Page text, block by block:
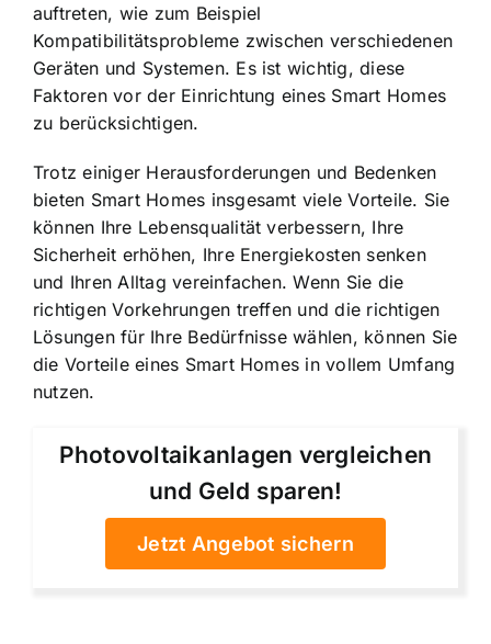
auftreten, wie zum Beispiel
Kompatibilitätsprobleme zwischen verschiedenen
Geräten und Systemen. Es ist wichtig, diese
Faktoren vor der Einrichtung eines Smart Homes
zu berücksichtigen.
Trotz einiger Herausforderungen und Bedenken
bieten Smart Homes insgesamt viele Vorteile. Sie
können Ihre Lebensqualität verbessern, Ihre
Sicherheit erhöhen, Ihre Energiekosten senken
und Ihren Alltag vereinfachen. Wenn Sie die
richtigen Vorkehrungen treffen und die richtigen
Lösungen für Ihre Bedürfnisse wählen, können Sie
die Vorteile eines Smart Homes in vollem Umfang
nutzen.
Photovoltaikanlagen vergleichen
und Geld sparen!
Jetzt Angebot sichern